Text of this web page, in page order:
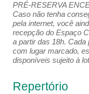
PRÉ-RESERVA
Caso não tenha
pela internet, você
recepção do Espaço
a partir das 18h.
com lugar marcado,
disponíveis sujeito à
Repertório